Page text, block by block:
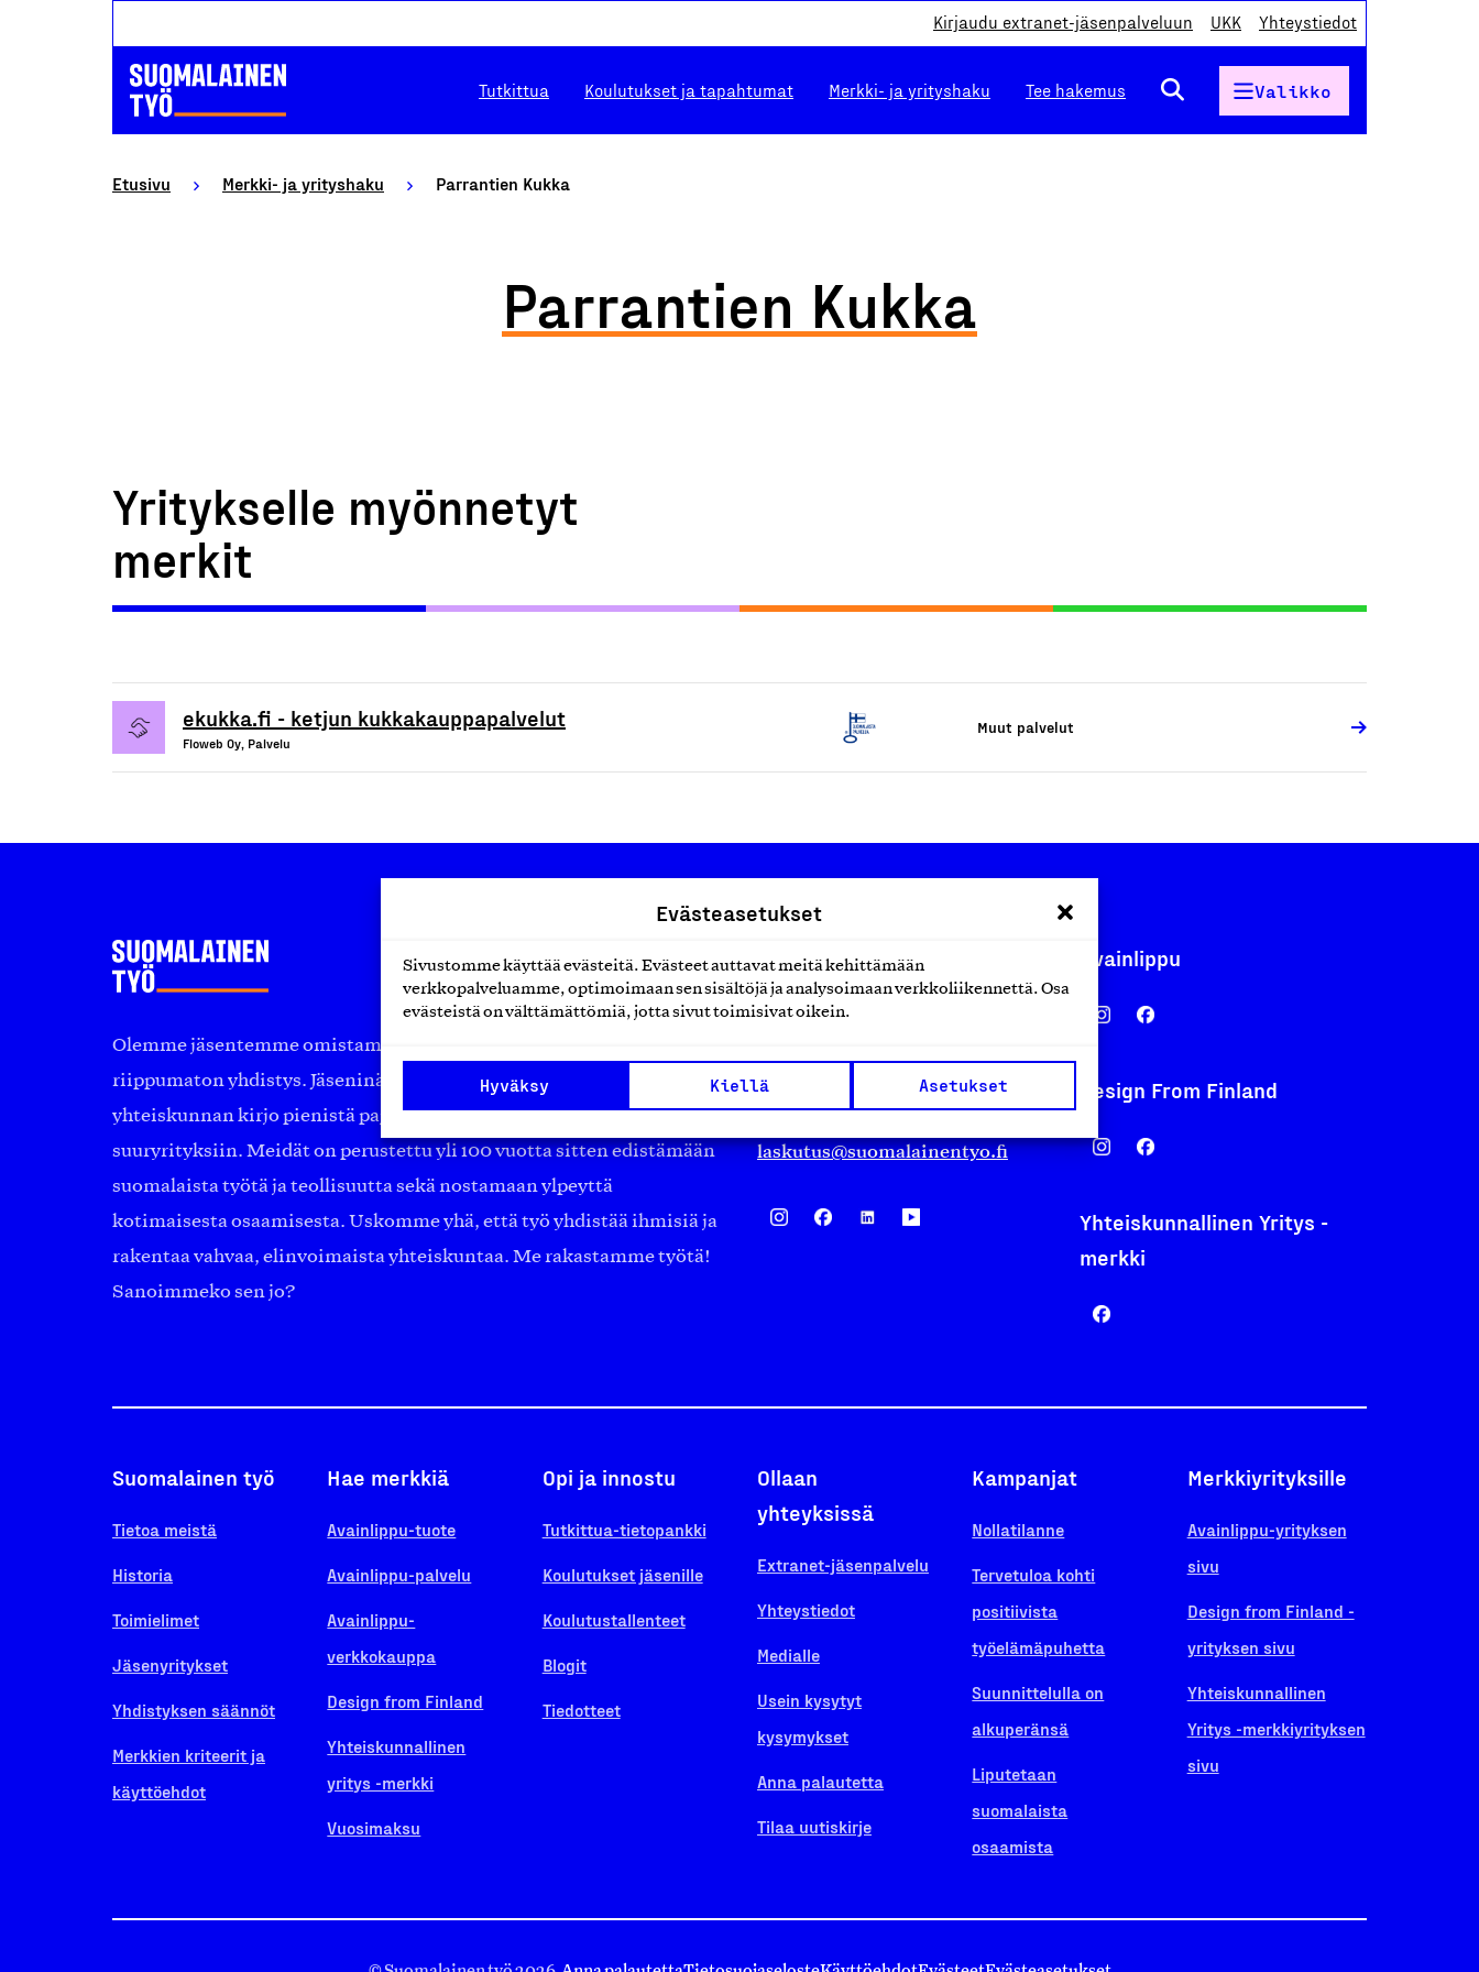
Evästeasetukset
Sivustomme käyttää evästeitä. Evästeet auttavat meitä kehittämään
verkkopalveluamme, optimoimaan sen sisältöjä ja analysoimaan verkkoliikennettä. Osa
evästeistä on välttämättömiä, jotta sivut toimisivat oikein.
Hyväksy Kiellä Asetukset
Kirjaudu extranet-jäsenpalveluun UKK Yhteystiedot
Tutkittua Koulutukset ja tapahtumat Merkki- ja yrityshaku Tee hakemus Valikko
Etusivu Merkki- ja yrityshaku Parrantien Kukka
Parrantien Kukka
Yritykselle myönnetyt
merkit
ekukka.fi - ketjun kukkakauppapalvelut
Floweb Oy, Palvelu
Muut palvelut
Olemme jäsentemme omistama puolueeton, työmarkkinajärjestöistä
riippumaton yhdistys. Jäseninämme on koko suomalaisen
yhteiskunnan kirjo pienistä pajoista ja yhteisöistä kansainvälisiin
suuryrityksiin. Meidät on perustettu yli 100 vuotta sitten edistämään
suomalaista työtä ja teollisuutta sekä nostamaan ylpeyttä
kotimaisesta osaamisesta. Uskomme yhä, että työ yhdistää ihmisiä ja
rakentaa vahvaa, elinvoimaista yhteiskuntaa. Me rakastamme työtä!
Sanoimmeko sen jo?
Suomalainen työ ry
Eteläranta 14,
Finland
asiakaspalvelu@suomalainentyo.fi
laskutus@suomalainentyo.fi
Avainlippu
Design From Finland
Yhteiskunnallinen Yritys -
merkki
Suomalainen työ
Tietoa meistä
Historia
Toimielimet
Jäsenyritykset
Yhdistyksen säännöt
Merkkien kriteerit ja
käyttöehdot
Hae merkkiä
Avainlippu-tuote
Avainlippu-palvelu
Avainlippu-
verkkokauppa
Design from Finland
Yhteiskunnallinen
yritys -merkki
Vuosimaksu
Opi ja innostu
Tutkittua-tietopankki
Koulutukset jäsenille
Koulutustallenteet
Blogit
Tiedotteet
Ollaan
yhteyksissä
Extranet-jäsenpalvelu
Yhteystiedot
Medialle
Usein kysytyt
kysymykset
Anna palautetta
Tilaa uutiskirje
Kampanjat
Nollatilanne
Tervetuloa kohti
positiivista
työelämäpuhetta
Suunnittelulla on
alkuperänsä
Liputetaan
suomalaista
osaamista
Merkkiyrityksille
Avainlippu-yrityksen
sivu
Design from Finland -
yrityksen sivu
Yhteiskunnallinen
Yritys -merkkiyrityksen
sivu